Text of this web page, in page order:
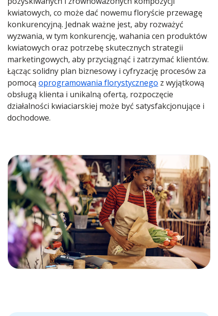
kwiatowych, co może dać nowemu floryście przewagę
konkurencyjną. Jednak ważne jest, aby rozważyć
wyzwania, w tym konkurencję, wahania cen produktów
kwiatowych oraz potrzebę skutecznych strategii
marketingowych, aby przyciągnąć i zatrzymać klientów.
Łącząc solidny plan biznesowy i cyfryzację procesów za
pomocą oprogramowania florystycznego z wyjątkową
obsługą klienta i unikalną ofertą, rozpoczęcie
działalności kwiaciarskiej może być satysfakcjonujące i
dochodowe.